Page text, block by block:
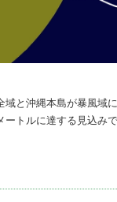
域と沖縄本島が暴風域
ートルに達する見込み